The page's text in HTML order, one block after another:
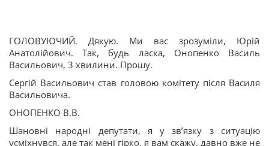
ГОЛОВУЮЧИЙ. Дякую. Ми вас зрозуміли, Юрій
Анатолійович. Так, будь ласка, Онопенко Василь
Васильович, 3 хвилини. Прошу.
Сергій Васильович став головою комітету після Василя
Васильовича.
ОНОПЕНКО В.В.
Шановні народні депутати, я у зв’язку з ситуацію
усміхнувся, але так мені гірко, я вам скажу, давно вже не